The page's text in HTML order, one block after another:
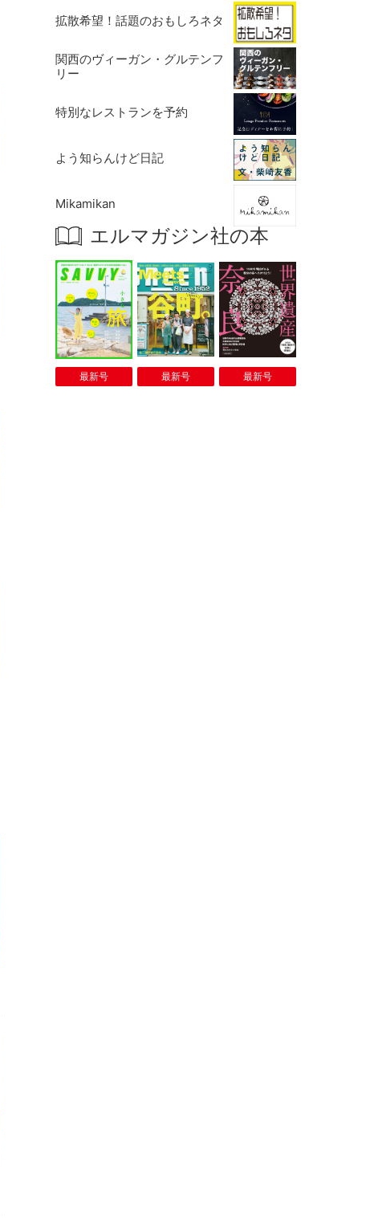
拡散希望！話題のおもしろネタ
関西のヴィーガン・グルテンフ
リー
特別なレストランを予約
よう知らんけど日記
Mikamikan
エルマガジン社の本
最新号 最新号 最新号